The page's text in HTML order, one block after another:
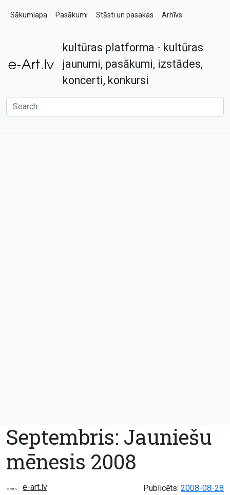
Sākumlapa Pasākumi Stāsti un pasakas Arhīvs
Kontakti
kultūras platforma - kultūras
jaunumi, pasākumi, izstādes,
koncerti, konkursi
Septembris: Jauniešu
mēnesis 2008
e-art.lv Publicēts: 2008-08-28